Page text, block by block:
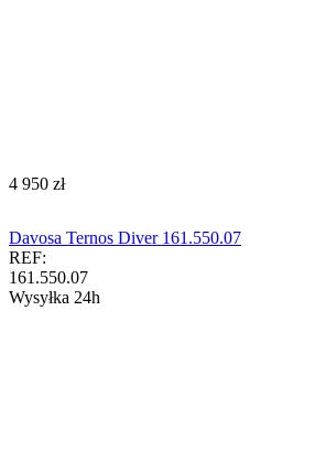
‍4 950‍ zł
Davosa Ternos Diver 161.550.07
REF:
161.550.07
Wysyłka 24h